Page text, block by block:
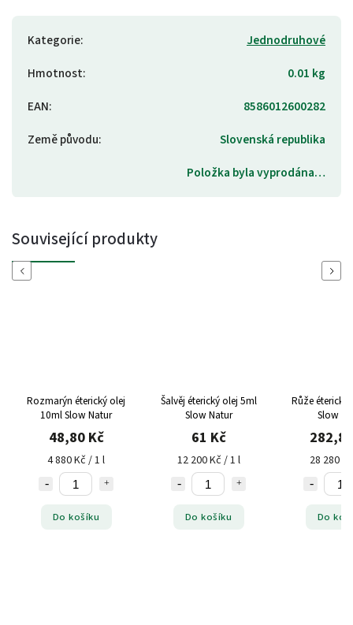
Kategorie:
Jednodruhové
Hmotnost:
0.01 kg
EAN:
8586012600282
Země původu:
Slovenská republika
Položka byla vyprodána…
Související produkty
Previous
Rozmarýn éterický olej
10ml Slow Natur
48,80 Kč
4 880 Kč / 1 l
Do košíku
Šalvěj éterický olej 5ml
Slow Natur
61 Kč
12 200 Kč / 1 l
Do košíku
Růže éterický
Slow
28 280
Do
Next